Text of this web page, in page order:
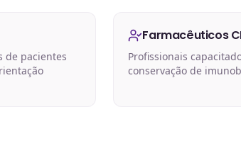
de pacientes
Farmacêuticos
Profissionais
conservação de